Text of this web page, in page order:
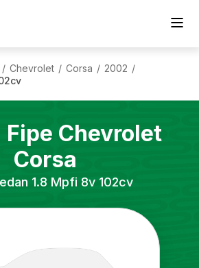
/ Chevrolet / Corsa / 2002 /
Fipe Chevrolet
Corsa
1.8 Mpfi 8v 102cv